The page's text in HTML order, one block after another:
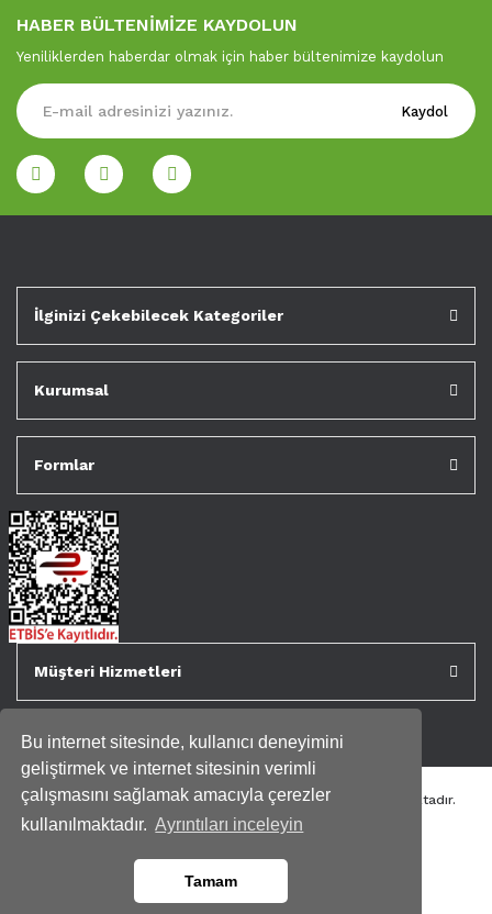
Bu internet sitesinde, kullanıcı deneyimini
geliştirmek ve internet sitesinin verimli
çalışmasını sağlamak amacıyla çerezler
kullanılmaktadır. Ayrıntıları inceleyin
Tamam
HABER BÜLTENİMİZE KAYDOLUN
Yeniliklerden haberdar olmak için haber bültenimize kaydolun
Kaydol
İlginizi Çekebilecek Kategoriler
Kurumsal
Formlar
Müşteri Hizmetleri
Tüm kredi kartı bilgileriniz 256bit SSL Sertifikası ile korunmaktadır.
Genispencere.com Tüm Hakları Saklıdır.